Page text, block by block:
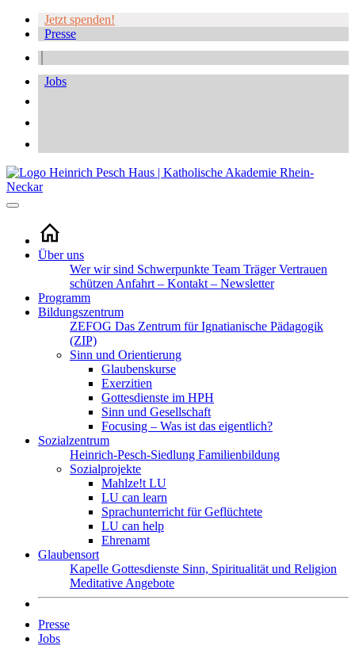
Jetzt spenden!
Presse
Jobs
Über uns
Wer wir sind Schwerpunkte Team TrägerVertrauen
schützen Anfahrt – Kontakt – Newsletter
Programm
Bildungszentrum
ZEFOG Das Zentrum für Ignatianische Pädagogik
(ZIP)
Sinn und Orientierung
Glaubenskurse
Exerzitien
Gottesdienste im HPH
Sinn und Gesellschaft
Focusing – Was ist das eigentlich?
Sozialzentrum
Heinrich-Pesch-Siedlung Familienbildung
Sozialprojekte
Mahlze!t LU
LU can learn
Sprachunterricht für Geflüchtete
LU can help
Ehrenamt
Glaubensort
Kapelle Gottesdienste Sinn, Spiritualität und Religion
Meditative Angebote
Presse
Jobs